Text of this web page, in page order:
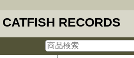
CATFISH RECORDS